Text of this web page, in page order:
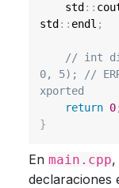
    std
::
std :: endl ;
// int
0, 5); //
xported
return 0;
}
En main.cpp,
declaraciones